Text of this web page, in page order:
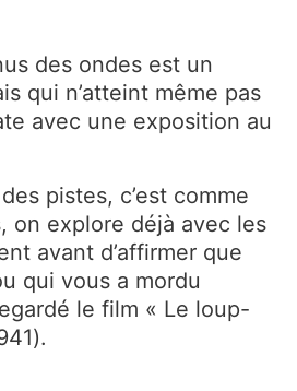
des ondes est un
qui n’atteint même pas
avec une exposition au
pistes, c’est comme
on explore déjà avec les
avant d’affirmer que
qui vous a mordu
le film « Le loup-